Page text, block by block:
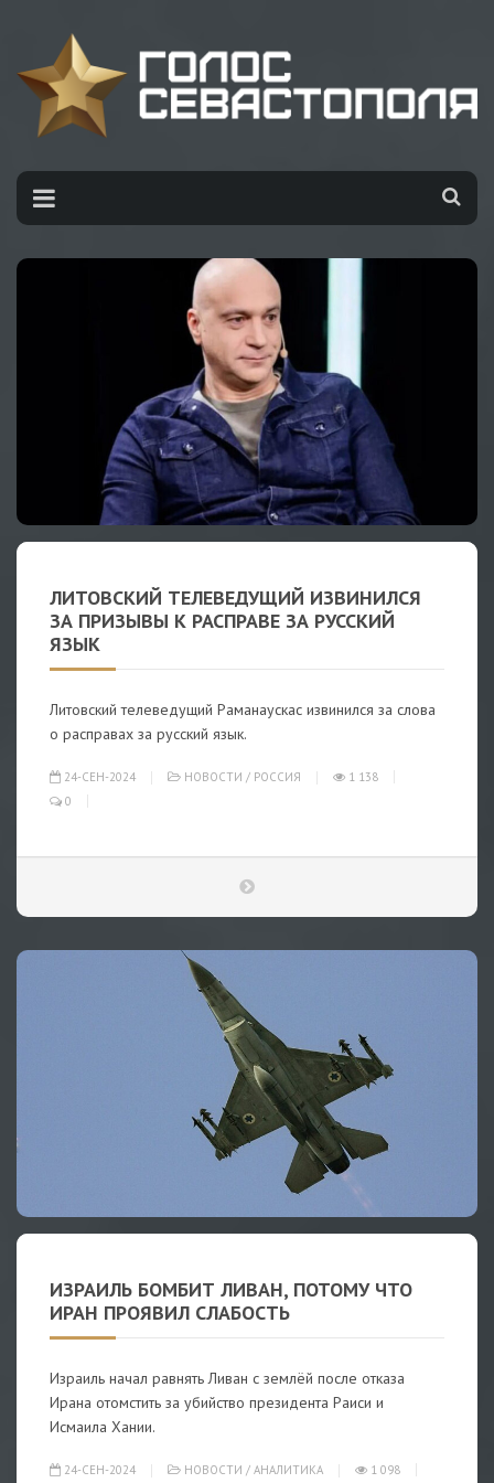
ЛИТОВСКИЙ ТЕЛЕВЕДУЩИЙ ИЗВИНИЛСЯ
ЗА ПРИЗЫВЫ К РАСПРАВЕ ЗА РУССКИЙ
ЯЗЫК
Литовский телеведущий Раманаускас извинился за слова
о расправах за русский язык.
24-СЕН-2024 НОВОСТИ / РОССИЯ
1 138
0
ИЗРАИЛЬ БОМБИТ ЛИВАН, ПОТОМУ ЧТО
ИРАН ПРОЯВИЛ СЛАБОСТЬ
Израиль начал равнять Ливан с землёй после отказа
Ирана отомстить за убийство президента Раиси и
Исмаила Хании.
24-СЕН-2024 НОВОСТИ / АНАЛИТИКА 1 098